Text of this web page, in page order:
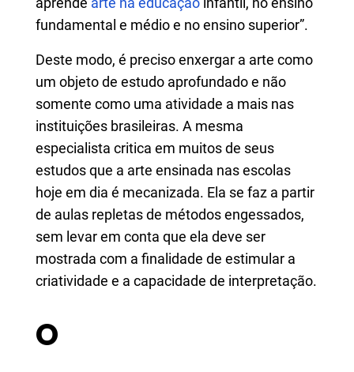
fundamental e médio e no ensino superior”.
Deste modo, é preciso enxergar a arte como
um objeto de estudo aprofundado e não
somente como uma atividade a mais nas
instituições brasileiras. A mesma
especialista critica em muitos de seus
estudos que a arte ensinada nas escolas
hoje em dia é mecanizada. Ela se faz a partir
de aulas repletas de métodos engessados,
sem levar em conta que ela deve ser
mostrada com a finalidade de estimular a
criatividade e a capacidade de interpretação.
O